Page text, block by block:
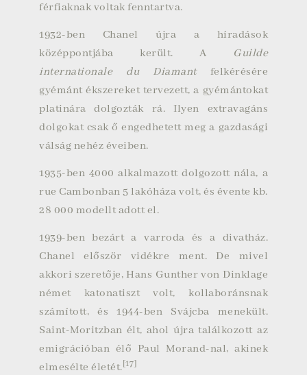
férfiaknak voltak fenntartva.
1932-ben Chanel újra a híradások
középpontjába került. A Guilde
internationale du Diamantfelkérésére
gyémánt ékszereket tervezett, a gyémántokat
platinára dolgozták rá. Ilyen extravagáns
dolgokat csak ő engedhetett meg a gazdasági
válság nehéz éveiben.
1935-ben 4000 alkalmazott dolgozott nála, a
rue Cambonban 5 lakóháza volt, és évente kb.
28 000 modellt adott el.
1939-ben bezárt a varroda és a divatház.
Chanel először vidékre ment. De mivel
akkori szeretője, Hans Gunther von Dinklage
német katonatiszt volt, kollaboránsnak
számított, és 1944-ben Svájcba menekült.
Saint-Moritzban élt, ahol újra találkozott az
emigrációban élő Paul Morand-nal, akinek
elmesélte életét.[17]